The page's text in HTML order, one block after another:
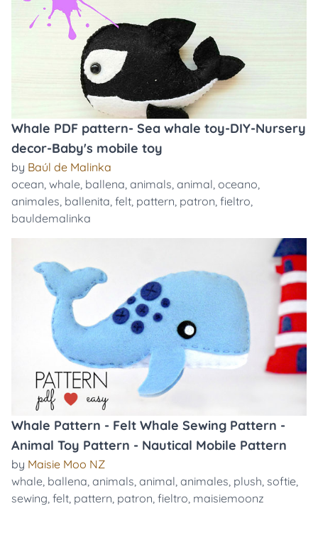
Whale PDF pattern- Sea whale toy-DIY-Nursery
decor-Baby's mobile toy
by Baúl de Malinka
ocean, whale, ballena, animals, animal, oceano,
animales, ballenita, felt, pattern, patron, fieltro,
bauldemalinka
Whale Pattern - Felt Whale Sewing Pattern -
Animal Toy Pattern - Nautical Mobile Pattern
by Maisie Moo NZ
whale, ballena, animals, animal, animales, plush, softie,
sewing, felt, pattern, patron, fieltro, maisiemoonz